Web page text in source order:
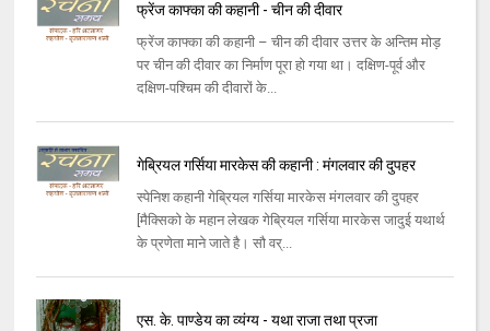
फ्रेंज काफ्का की कहानी - चीन की दीवार
फ्रेंज काफ्‍का की कहानी – चीन की दीवार उत्तर के अन्‍तिम मोड़
पर चीन की दीवार का निर्माण पूरा हो गया था। दक्षिण-पूर्व और
दक्षिण-पश्‍चिम की दीवारों के...
गेब्रियल गर्सिया मारकेस की कहानी : मंगलवार की दुपहर
स्‍पेनिश कहानी गेब्रियल गर्सिया मारकेस मंगलवार की दुपहर
[मैक्‍सिको के महान लेखक गेब्रियल गर्सिया मारकेस जादुई यथार्थ
के प्रणेता माने जाते है। सौ वर्...
एस. के. पाण्डेय का व्यंग्य - यथा राजा तथा प्रजा